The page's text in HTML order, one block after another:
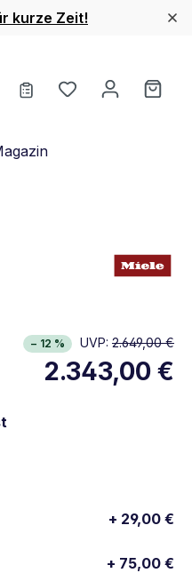
kurze Zeit!
Du hast 0
und
− 12 % UVP: 2.649,00 €
2.343,00 €
+ 29,00 €
+ 75,00 €